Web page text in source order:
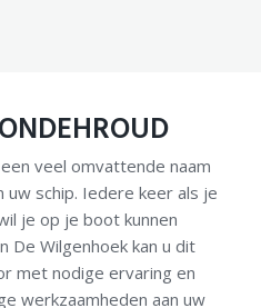
veel omvattende naam
uw schip. Iedere keer als je
je op je boot kunnen
De Wilgenhoek kan u dit
met nodige ervaring en
werkzaamheden aan uw